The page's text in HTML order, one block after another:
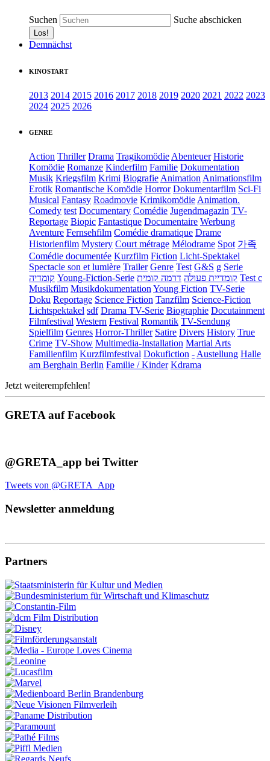
Suchen Suche abschicken
Demnächst
KINOSTART
2013 2014 2015 2016 2017 2018 2019 2020 2021 2022 2023
2024 2025 2026
GENRE
Action Thriller Drama TragikomödieAbenteuer Historie
Komödie Romanze Kinderfilm Familie Dokumentation
Musik Kriegsfilm Krimi BiografieAnimationAnimationsfilm
Erotik Romantische Komödie Horror Dokumentarfilm Sci-Fi
Musical Fantasy Roadmovie KrimikomödieAnimation.
Comedy test Documentary Comédie Jugendmagazin TV-
Reportage Biopic Fantastique Documentaire Werbung
Aventure Fernsehfilm Comédie dramatique Drame
Historienfilm Mystery Court métrage Mélodrame Spot 가족
Comédie documentée Kurzfilm Fiction Licht-Spektakel
Spectacle son et lumière Trailer Genre Test G&S g Serie
קומדיה Young-Fiction-Serie קומדיית פעולה דרמה קומית
Test c
Musikfilm MusikdokumentationYoung Fiction TV-Serie
Doku Reportage Science Fiction Tanzfilm Science-Fiction
Lichtspektakel sdf Drama TV-Serie Biographie Docutainment
Filmfestival Western Festival Romantik TV-Sendung
Spielfilm Genres Horror-Thriller Satire Divers History True
Crime TV-Show Multimedia-Installation Martial Arts
Familienfilm Kurzfilmfestival Dokufiction -Austellung Halle
am Berghain Berlin Familie / Kinder Kdrama
Jetzt weiterempfehlen!
GRETA auf Facebook
@GRETA_app bei Twitter
Tweets von @GRETA_App
Newsletter anmeldung
Partners